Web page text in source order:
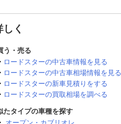
く
う・売る
ロードスターの中古車情報を見る
ロードスターの中古車相場情報を見る
ロードスターの新車見積りをする
ロードスターの買取相場を調べる
たタイプの車種を探す